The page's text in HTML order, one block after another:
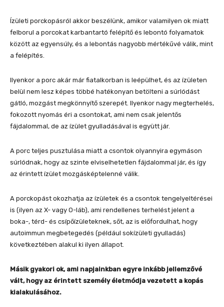
Ízületi porckopásról akkor beszélünk, amikor valamilyen ok miatt
felborul a porcokat karbantartó felépítő és lebontó folyamatok
között az egyensúly, és a lebontás nagyobb mértékűvé válik, mint
a felépítés.
Ilyenkor a porc akár már fiatalkorban is leépülhet, és az ízületen
belül nem lesz képes többé hatékonyan betölteni a súrlódást
gátló, mozgást megkönnyítő szerepét. Ilyenkor nagy megterhelés,
fokozott nyomás éri a csontokat, ami nem csak jelentős
fájdalommal, de az ízület gyulladásával is együtt jár.
A porc teljes pusztulása miatt a csontok olyannyira egymáson
súrlódnak, hogy az szinte elviselhetetlen fájdalommal jár, és így
az érintett ízület mozgásképtelenné válik.
A porckopást okozhatja az ízületek és a csontok tengelyeltérései
is (ilyen az X- vagy O-láb), ami rendellenes terhelést jelent a
boka-, térd- és csípőízületeknek, sőt, az is előfordulhat, hogy
autoimmun megbetegedés (például sokízületi gyulladás)
következtében alakul ki ilyen állapot.
Másik gyakori ok, ami napjainkban egyre inkább jellemzővé
vált, hogy az érintett személy életmódja vezetett a kopás
kialakulásához.